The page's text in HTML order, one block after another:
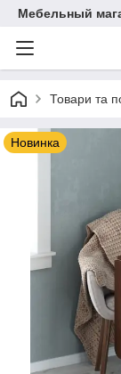
Мебельный
Товари та
Новинка